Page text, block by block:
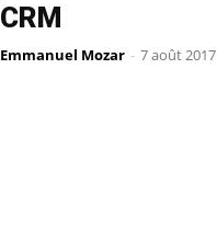
CRM
Emmanuel Mozar - 7 août 2017